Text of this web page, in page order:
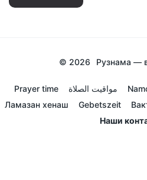
© 2026 Рузнама —
Prayer time مواقيت الصلاة
Ламазан хенаш
Gebetszeit
Наши